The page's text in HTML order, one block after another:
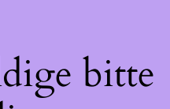
bitte